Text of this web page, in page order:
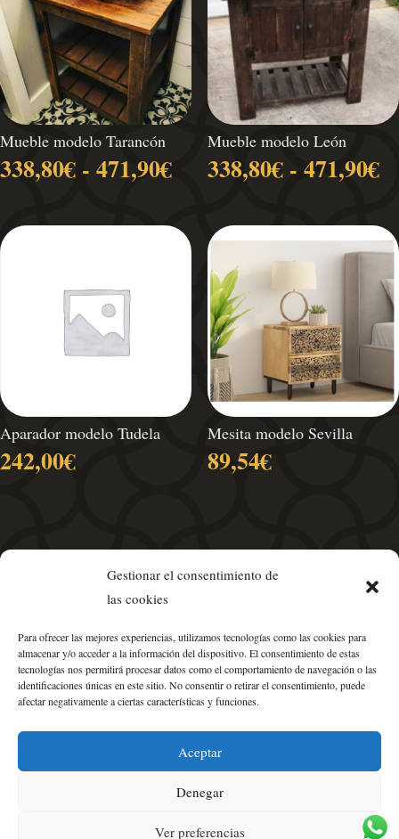
Gestionar el consentimiento de
las cookies
Para ofrecer las mejores experiencias, utilizamos tecnologías como las cookies para
almacenar y/o acceder a la información del dispositivo. El consentimiento de estas
tecnologías nos permitirá procesar datos como el comportamiento de navegación o las
identificaciones únicas en este sitio. No consentir o retirar el consentimiento, puede
afectar negativamente a ciertas características y funciones.
Aceptar
Denegar
Ver preferencias
Mueble modelo Tarancón
338,80€ - 471,90€Rango
desde
338,80€
hasta
471,90€
Mueble modelo León
338,80€ - 471,90€
Aparador modelo Tudela
242,00€
Mesita modelo Sevilla
89,54€
Política de Privacidad•Aviso Legal•Condiciones de Venta
Política de Cookies•